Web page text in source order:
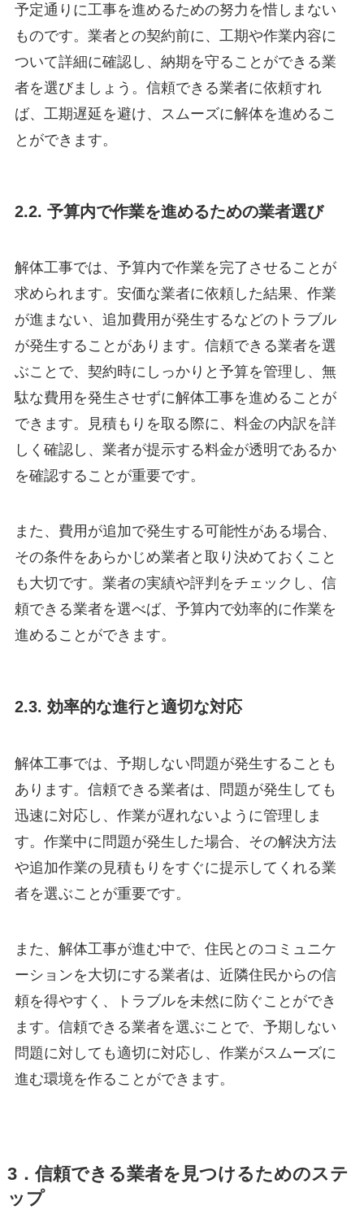
予定通りに工事を進めるための努力を惜しまない
ものです。業者との契約前に、工期や作業内容に
ついて詳細に確認し、納期を守ることができる業
者を選びましょう。信頼できる業者に依頼すれ
ば、工期遅延を避け、スムーズに解体を進めるこ
とができます。
2.2. 予算内で作業を進めるための業者選び
解体工事では、予算内で作業を完了させることが
求められます。安価な業者に依頼した結果、作業
が進まない、追加費用が発生するなどのトラブル
が発生することがあります。信頼できる業者を選
ぶことで、契約時にしっかりと予算を管理し、無
駄な費用を発生させずに解体工事を進めることが
できます。見積もりを取る際に、料金の内訳を詳
しく確認し、業者が提示する料金が透明であるか
を確認することが重要です。
また、費用が追加で発生する可能性がある場合、
その条件をあらかじめ業者と取り決めておくこと
も大切です。業者の実績や評判をチェックし、信
頼できる業者を選べば、予算内で効率的に作業を
進めることができます。
2.3. 効率的な進行と適切な対応
解体工事では、予期しない問題が発生することも
あります。信頼できる業者は、問題が発生しても
迅速に対応し、作業が遅れないように管理しま
す。作業中に問題が発生した場合、その解決方法
や追加作業の見積もりをすぐに提示してくれる業
者を選ぶことが重要です。
また、解体工事が進む中で、住民とのコミュニケ
ーションを大切にする業者は、近隣住民からの信
頼を得やすく、トラブルを未然に防ぐことができ
ます。信頼できる業者を選ぶことで、予期しない
問題に対しても適切に対応し、作業がスムーズに
進む環境を作ることができます。
3．信頼できる業者を見つけるためのステ
ップ